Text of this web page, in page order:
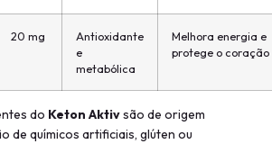
20 mg
Antioxidante
e
metabólica
Melhora energia e
protege o coração
do Keton Aktivsão de origem
de químicos artificiais, glúten ou